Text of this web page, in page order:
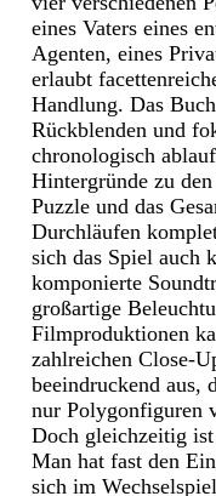
eines Vaters eines
Agenten, eines
erlaubt
Handlung. Das
Rückblenden und
chronologisch
Hintergründe zu
Puzzle und das
Durchläufen
sich das Spiel auch
komponierte
großartige
Filmproduktionen
zahlreichen Close-
beeindruckend aus,
nur Polygonfiguren
Doch gleichzeitig
Man hat fast den
sich im